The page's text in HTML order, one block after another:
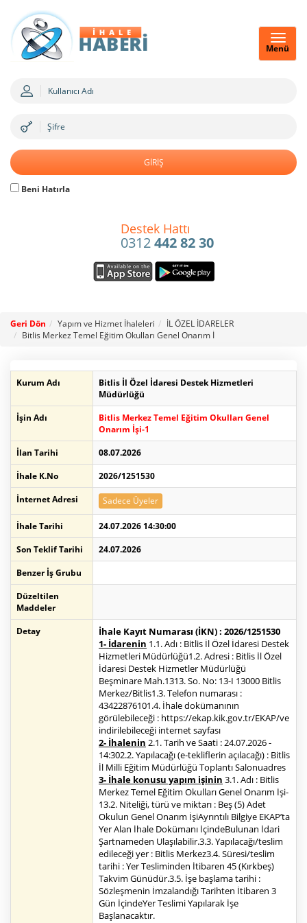
Menü
Beni Hatırla
Destek Hattı
0312442 82 30
Geri Dön Yapım ve Hizmet İhaleleri
İL ÖZEL İDARELER
Bitlis Merkez Temel Eğitim Okulları Genel Onarım İ
Kurum Adı
Bitlis İl Özel İdaresi Destek Hizmetleri
Müdürlüğü
İşin Adı
Bitlis Merkez Temel Eğitim Okulları Genel
Onarım İşi-1
İlan Tarihi
08.07.2026
İhale K.No
2026/1251530
İnternet Adresi
Sadece Üyeler
İhale Tarihi
24.07.2026 14:30:00
Son Teklif Tarihi
24.07.2026
Benzer İş Grubu
Düzeltilen
Maddeler
Detay
İhale Kayıt Numarası (İKN) : 2026/1251530
1- İdarenin 1.1. Adı : Bitlis İl Özel İdaresi Destek
Hizmetleri Müdürlüğü1.2. Adresi : Bitlis İl Özel
İdaresi Destek Hizmetler Müdürlüğü
Beşminare Mah.1313. So. No: 13-I 13000 Bitlis
Merkez/Bitlis1.3. Telefon numarası :
43422876101.4. İhale dokümanının
görülebileceği : https://ekap.kik.gov.tr/EKAP/ve
indirilebileceği internet sayfası
2- İhalenin 2.1. Tarih ve Saati : 24.07.2026 -
14:302.2. Yapılacağı (e-tekliflerin açılacağı) : Bitlis
İl Milli Eğitim Müdürlüğü Toplantı Salonuadres
3- İhale konusu yapım işinin 3.1. Adı : Bitlis
Merkez Temel Eğitim Okulları Genel Onarım İşi-
13.2. Niteliği, türü ve miktarı : Beş (5) Adet
Okulun Genel Onarım İşiAyrıntılı Bilgiye EKAP’ta
Yer Alan İhale Dokümanı İçindeBulunan İdari
Şartnameden Ulaşılabilir.3.3. Yapılacağı/teslim
edileceği yer : Bitlis Merkez3.4. Süresi/teslim
tarihi : Yer Tesliminden İtibaren 45 (Kırkbeş)
Takvim Günüdür.3.5. İşe başlama tarihi :
Sözleşmenin İmzalandığı Tarihten İtibaren 3
Gün İçindeYer Teslimi Yapılarak İşe
Başlanacaktır.